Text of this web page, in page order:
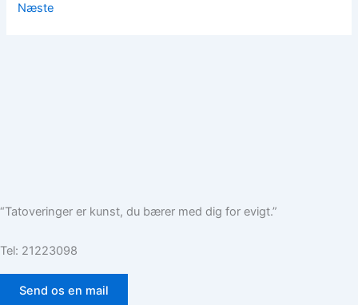
Næste
“Tatoveringer er kunst, du bærer med dig for evigt.”
Tel: 21223098
Send os en mail